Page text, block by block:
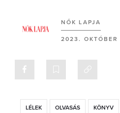
NŐK LAPJA
2023. OKTÓBER
LÉLEK OLVASÁS KÖNYV